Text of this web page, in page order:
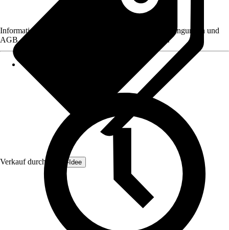
Verkauf durch: Zaun-Idee
Informationen des Verkäufers, wie z. B. Rückgabebedingungen und
AGB, finden Sie bei Klick auf den Verkäufernamen.